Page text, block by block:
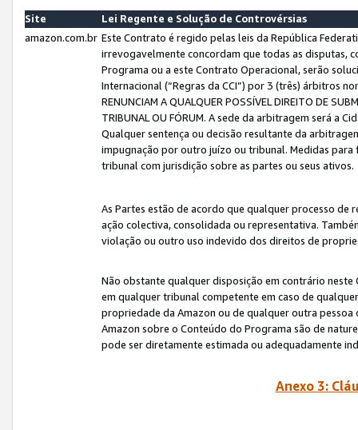
Site
Lei Regente e Solução de Controvérsias
amazon.com.br Este Contrato é regido pelas leis da República
irrevogavelmente concordam que todas as disputas,
Programa ou a este Contrato Operacional, serão
Internacional (“Regras da CCI”) por 3 (três) árbitros
RENUNCIAM A QUALQUER POSSÍVEL DIREITO DE
TRIBUNAL OU FÓRUM. A sede da arbitragem será a
Qualquer sentença ou decisão resultante da
impugnação por outro juízo ou tribunal. Medidas
tribunal com jurisdição sobre as partes ou seus ativos.
As Partes estão de acordo que qualquer processo
ação colectiva, consolidada ou representativa.
violação ou outro uso indevido dos direitos de
Não obstante qualquer disposição em contrário
em qualquer tribunal competente em caso de
propriedade da Amazon ou de qualquer outra
Amazon sobre o Conteúdo do Programa são de
pode ser diretamente estimada ou adequadamente
Anexo 3: